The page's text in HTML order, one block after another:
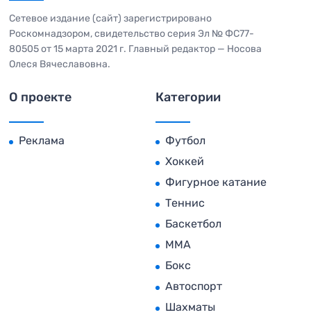
Сетевое издание (сайт) зарегистрировано
Роскомнадзором, свидетельство серия Эл № ФС77-
80505 от 15 марта 2021 г. Главный редактор — Носова
Олеся Вячеславовна.
О проекте
Реклама
Категории
Футбол
Хоккей
Фигурное катание
Теннис
Баскетбол
MMA
Бокс
Автоспорт
Шахматы